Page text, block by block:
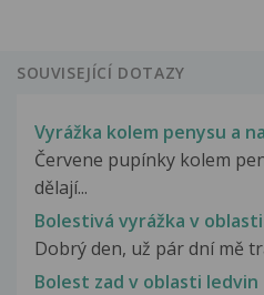
SOUVISEJÍCÍ DOTAZY
Vyrážka kolem penysu a
Červene pupínky kolem
dělají...
Bolestivá vyrážka v
Dobrý den, už pár dní mě
Bolest zad v oblasti ledvin